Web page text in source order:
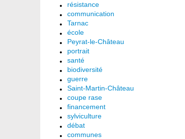
résistance
communication
Tarnac
école
Peyrat-le-Château
portrait
santé
biodiversité
guerre
Saint-Martin-Château
coupe rase
financement
sylviculture
débat
communes